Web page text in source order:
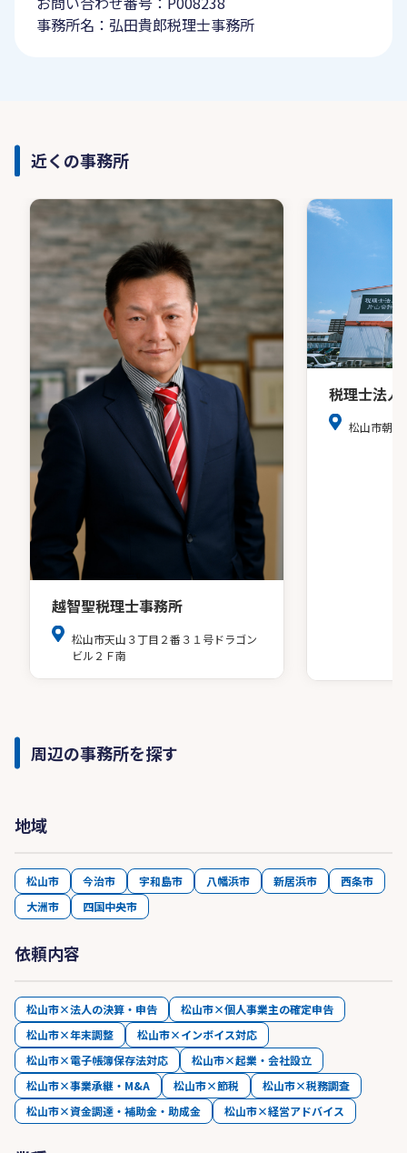
事務所名：弘田貴郎税理士事務所
近くの事務所
越智聖税理士事務所
松山市天山３丁目２番３１号ドラゴン
ビル２Ｆ南
税理士法人
松山市朝
周辺の事務所を探す
地域
松山市 今治市 宇和島市 八幡浜市 新居浜市
西条市
大洲市
四国中央市
依頼内容
松山市×法人の決算・申告
松山市×個人事業主の確定申告
松山市×年末調整
松山市×インボイス対応
松山市×電子帳簿保存法対応
松山市×起業・会社設立
松山市×事業承継・M&A
松山市×節税
松山市×税務調査
松山市×資金調達・補助金・助成金
松山市×経営アドバイス